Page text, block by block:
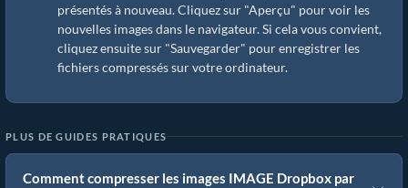
présentés à nouveau. Cliquez sur "Aperçu" pour voir les
nouvelles images dans le navigateur. Si cela vous convient,
cliquez ensuite sur "Sauvegarder" pour enregistrer les
fichiers compressés sur votre ordinateur.
PLUS DE GUIDES PRATIQUES
Comment compresser les images IMAGE Dropbox par